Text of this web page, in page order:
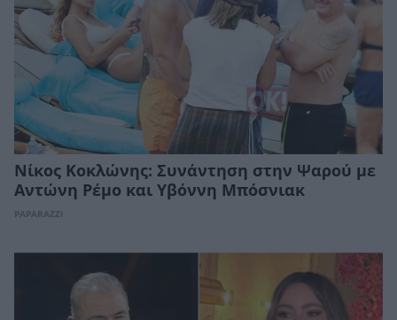
Νίκος Κοκλώνης: Συνάντηση στην Ψαρού με
Αντώνη Ρέμο και Υβόννη Μπόσνιακ
PAPARAZZI